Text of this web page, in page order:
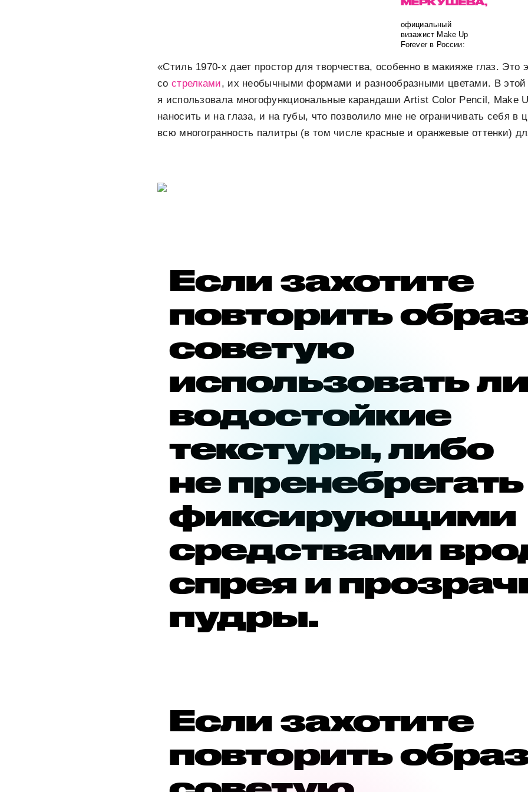
официальный
визажист Make Up
Forever в России:
«Стиль 1970-х дает простор для творчества, особенно в макияже глаз. Это
со стрелками, их необычными формами и разнообразными цветами. В этой
я использовала многофункциональные карандаши Artist Color Pencil, Make
наносить и на глаза, и на губы, что позволило мне не ограничивать себя в
всю многогранность палитры (в том числе красные и оранжевые оттенки)
Если захотите
повторить
советую
использовать
водостойкие
текстуры, либо
не пренебрегать
фиксирующими
средствами
спрея и
пудры.
Если захотите
повторить